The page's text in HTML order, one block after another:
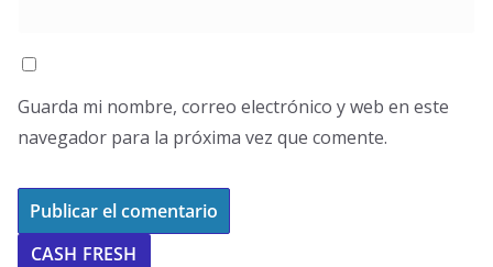
Guarda mi nombre, correo electrónico y web en este
navegador para la próxima vez que comente.
CASH FRESH